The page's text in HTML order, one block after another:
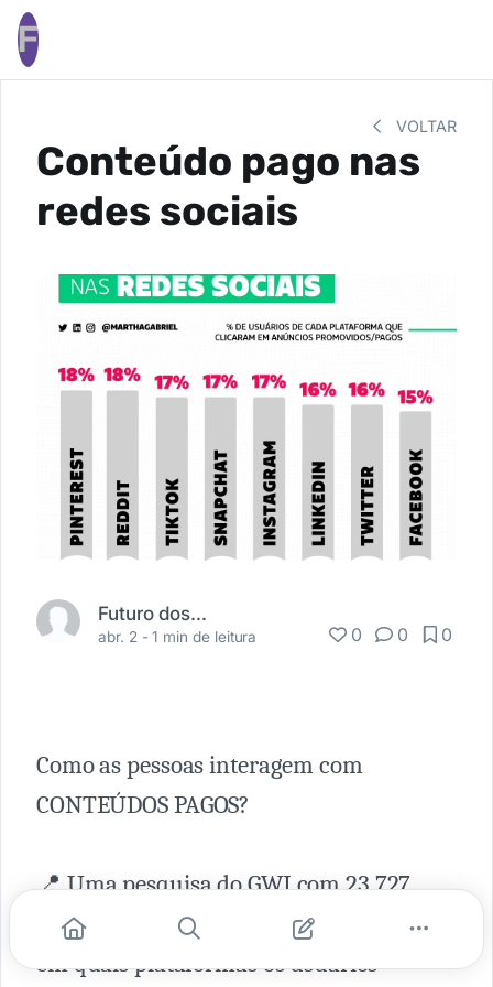
F
VOLTAR
Conteúdo pago nas
redes sociais
Futuro dos Negócios
abr. 2 -1 min de leitura 0 0 0
Como as pessoas interagem com
CONTEÚDOS PAGOS?
📍 Uma pesquisa do GWI com 23.727
usuários de redes sociais nos EUA aponta
em quais plataformas os usuários